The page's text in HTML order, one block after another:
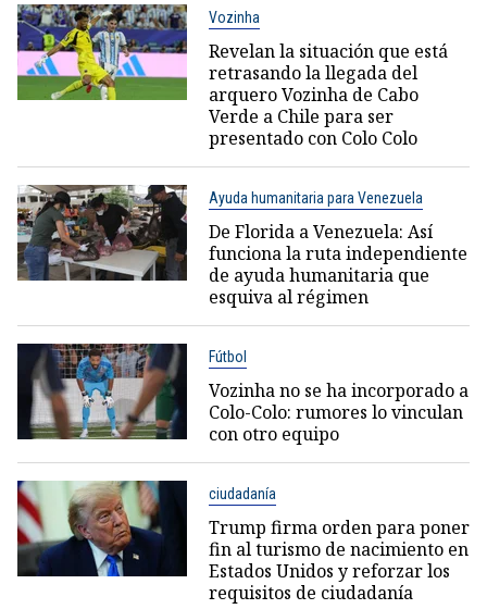
Vozinha
Revelan la situación que está
retrasando la llegada del
arquero Vozinha de Cabo
Verde a Chile para ser
presentado con Colo Colo
Ayuda humanitaria para Venezuela
De Florida a Venezuela: Así
funciona la ruta independiente
de ayuda humanitaria que
esquiva al régimen
Fútbol
Vozinha no se ha incorporado a
Colo-Colo: rumores lo vinculan
con otro equipo
ciudadanía
Trump firma orden para poner
fin al turismo de nacimiento en
Estados Unidos y reforzar los
requisitos de ciudadanía